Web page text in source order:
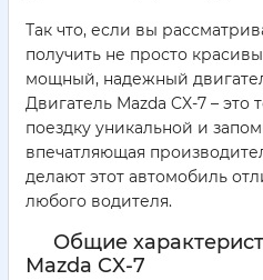
Так что, если вы
получить не просто
мощный, надежный
Двигатель Mazda CX-7 – это
поездку уникальной и
впечатляющая
делают этот автомобиль
любого водителя.
Общие
Mazda CX-7